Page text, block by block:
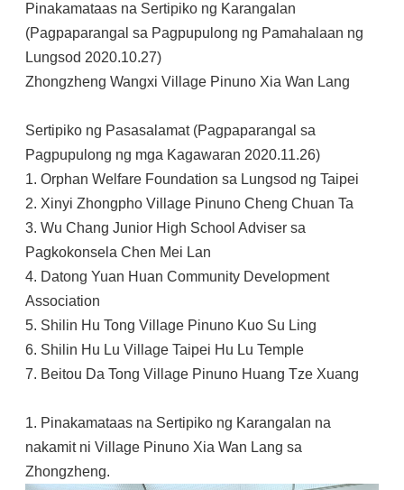
Pinakamataas na Sertipiko ng Karangalan
(Pagpaparangal sa Pagpupulong ng Pamahalaan ng
Lungsod 2020.10.27)
Zhongzheng Wangxi Village Pinuno Xia Wan Lang
Sertipiko ng Pasasalamat (Pagpaparangal sa
Pagpupulong ng mga Kagawaran 2020.11.26)
1. Orphan Welfare Foundation sa Lungsod ng Taipei
2. Xinyi Zhongpho Village Pinuno Cheng Chuan Ta
3. Wu Chang Junior High School Adviser sa
Pagkokonsela Chen Mei Lan
4. Datong Yuan Huan Community Development
Association
5. Shilin Hu Tong Village Pinuno Kuo Su Ling
6. Shilin Hu Lu Village Taipei Hu Lu Temple
7. Beitou Da Tong Village Pinuno Huang Tze Xuang
1. Pinakamataas na Sertipiko ng Karangalan na
nakamit ni Village Pinuno Xia Wan Lang sa
Zhongzheng.